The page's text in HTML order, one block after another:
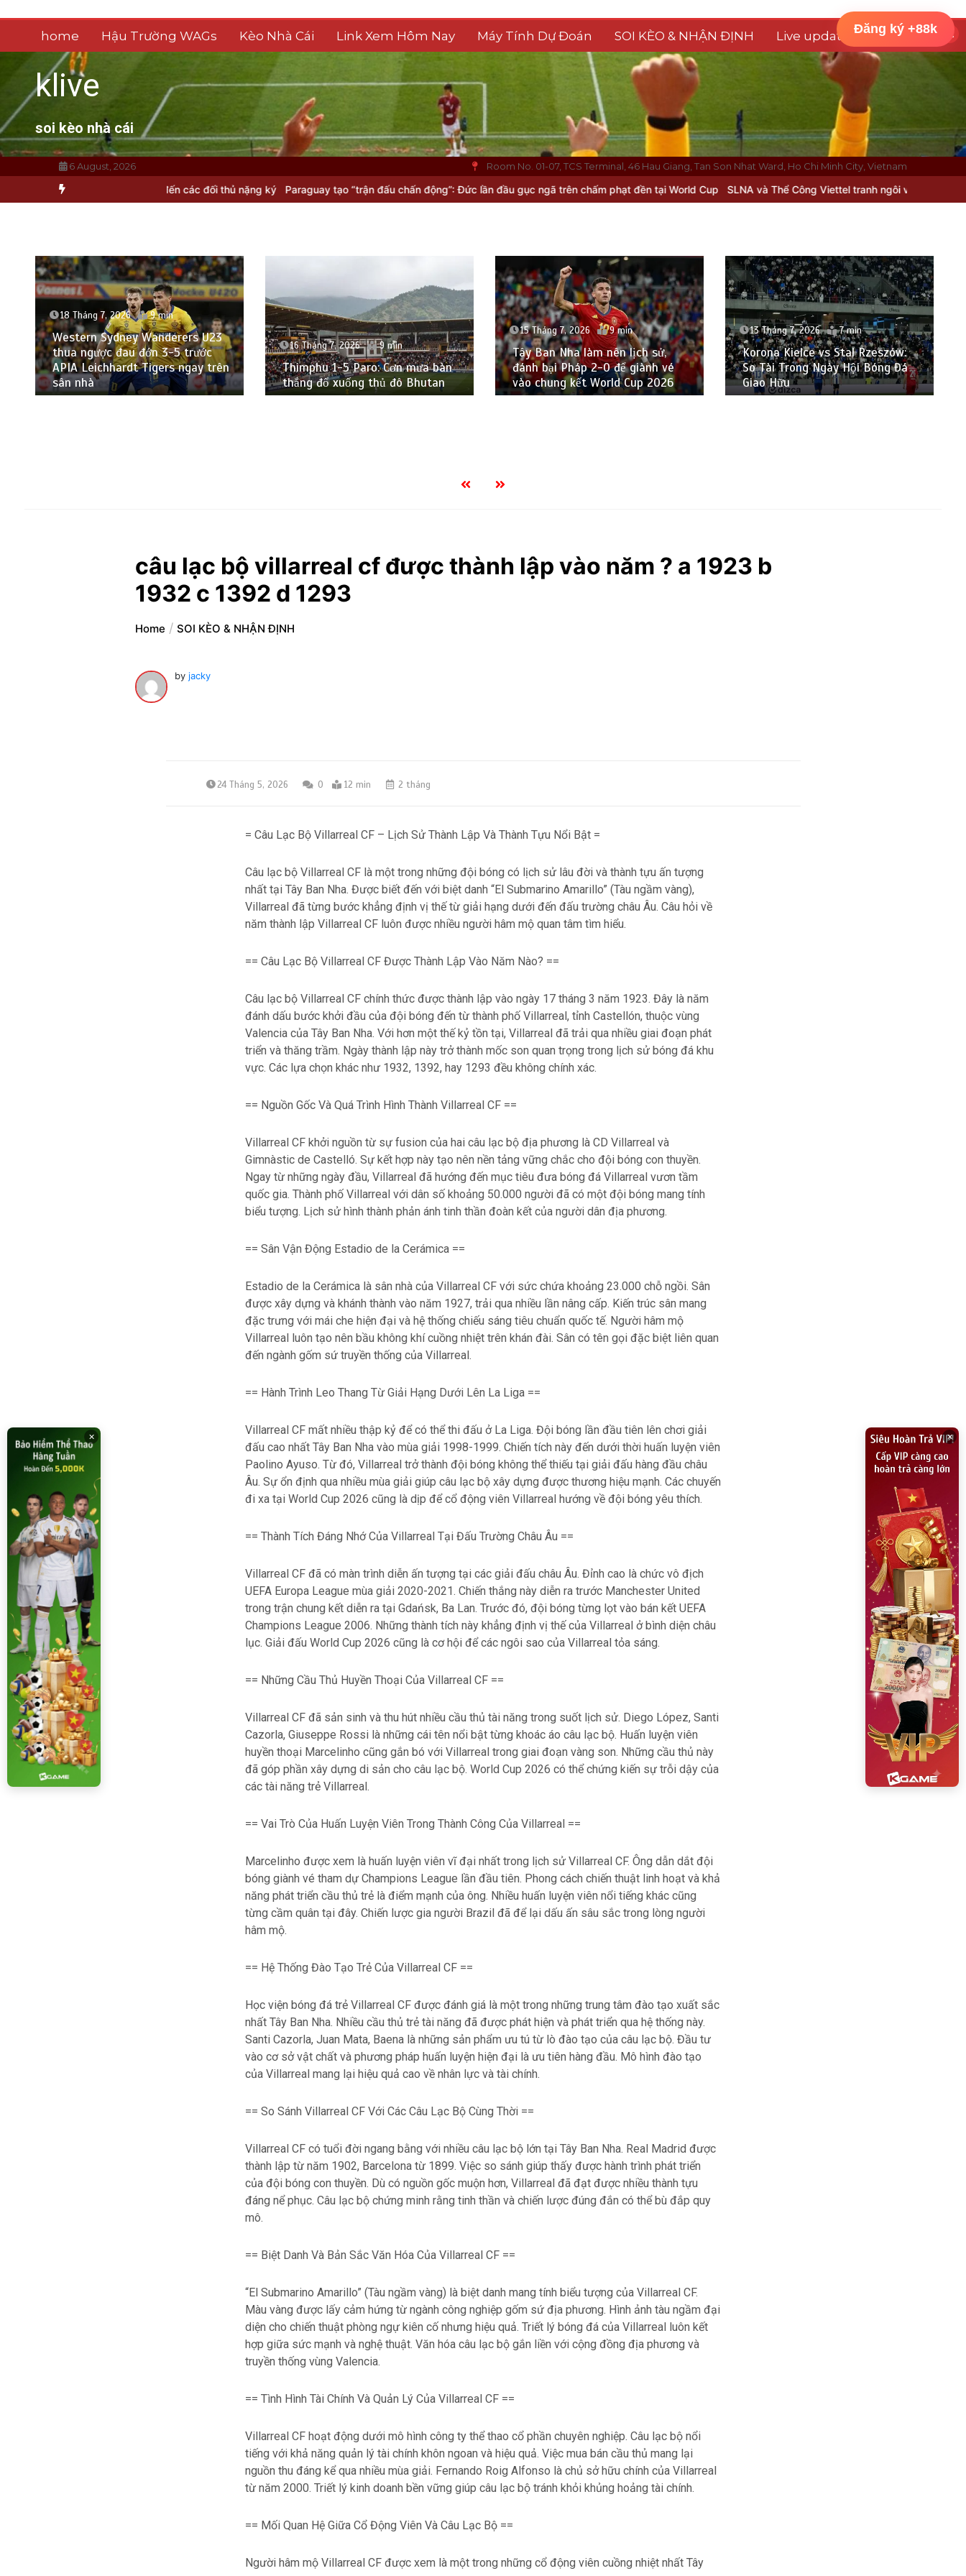
home Hậu Trường WAGs Kèo Nhà Cái Link Xem Hôm Nay Máy Tính Dự Đoán SOI KÈO & NHẬN ĐỊNH Live updates
klive
soi kèo nhà cái
6 August, 2026 Room No. 01-07, TCS Terminal, 46 Hau Giang, Tan Son Nhat Ward, Ho Chi Minh City, Vietnam
điệp đến các đối thủ nặng ký Paraguay tạo “trận đấu chấn động”: Đức lần đầu gục ngã trên chấm phạt đền tại World Cup SLNA và Thể Công Viettel tranh ngôi vương U21 Quốc gia 2026: Hai
18 Tháng 7, 2026 9 min
Western Sydney Wanderers U23
thua ngược đau đớn 3-5 trước
APIA Leichhardt Tigers ngay trên
sân nhà
16 Tháng 7, 2026 9 min
Thimphu 1-5 Paro: Cơn mưa bàn
thắng đổ xuống thủ đô Bhutan
15 Tháng 7, 2026 9 min
Tây Ban Nha làm nên lịch sử,
đánh bại Pháp 2-0 để giành vé
vào chung kết World Cup 2026
13 Tháng 7, 2026 7 min
Korona Kielce vs Stal Rzeszów:
So Tài Trong Ngày Hội Bóng Đá
Giao Hữu
câu lạc bộ villarreal cf được thành lập vào năm ? a 1923 b
1932 c 1392 d 1293
Home SOI KÈO & NHẬN ĐỊNH
by jacky
24 Tháng 5, 2026 0 12 min 2 tháng
= Câu Lạc Bộ Villarreal CF – Lịch Sử Thành Lập Và Thành Tựu Nổi Bật =
Câu lạc bộ Villarreal CF là một trong những đội bóng có lịch sử lâu đời và thành tựu ấn tượng
nhất tại Tây Ban Nha. Được biết đến với biệt danh “El Submarino Amarillo” (Tàu ngầm vàng),
Villarreal đã từng bước khẳng định vị thế từ giải hạng dưới đến đấu trường châu Âu. Câu hỏi về
năm thành lập Villarreal CF luôn được nhiều người hâm mộ quan tâm tìm hiểu.
== Câu Lạc Bộ Villarreal CF Được Thành Lập Vào Năm Nào? ==
Câu lạc bộ Villarreal CF chính thức được thành lập vào ngày 17 tháng 3 năm 1923. Đây là năm
đánh dấu bước khởi đầu của đội bóng đến từ thành phố Villarreal, tỉnh Castellón, thuộc vùng
Valencia của Tây Ban Nha. Với hơn một thế kỷ tồn tại, Villarreal đã trải qua nhiều giai đoạn phát
triển và thăng trầm. Ngày thành lập này trở thành mốc son quan trọng trong lịch sử bóng đá khu
vực. Các lựa chọn khác như 1932, 1392, hay 1293 đều không chính xác.
== Nguồn Gốc Và Quá Trình Hình Thành Villarreal CF ==
Villarreal CF khởi nguồn từ sự fusion của hai câu lạc bộ địa phương là CD Villarreal và
Gimnàstic de Castelló. Sự kết hợp này tạo nên nền tảng vững chắc cho đội bóng con thuyền.
Ngay từ những ngày đầu, Villarreal đã hướng đến mục tiêu đưa bóng đá Villarreal vươn tầm
quốc gia. Thành phố Villarreal với dân số khoảng 50.000 người đã có một đội bóng mang tính
biểu tượng. Lịch sử hình thành phản ánh tinh thần đoàn kết của người dân địa phương.
== Sân Vận Động Estadio de la Cerámica ==
Estadio de la Cerámica là sân nhà của Villarreal CF với sức chứa khoảng 23.000 chỗ ngồi. Sân
được xây dựng và khánh thành vào năm 1927, trải qua nhiều lần nâng cấp. Kiến trúc sân mang
đặc trưng với mái che hiện đại và hệ thống chiếu sáng tiêu chuẩn quốc tế. Người hâm mộ
Villarreal luôn tạo nên bầu không khí cuồng nhiệt trên khán đài. Sân có tên gọi đặc biệt liên quan
đến ngành gốm sứ truyền thống của Villarreal.
== Hành Trình Leo Thang Từ Giải Hạng Dưới Lên La Liga ==
Villarreal CF mất nhiều thập kỷ để có thể thi đấu ở La Liga. Đội bóng lần đầu tiên lên chơi giải
đấu cao nhất Tây Ban Nha vào mùa giải 1998-1999. Chiến tích này đến dưới thời huấn luyện viên
Paolino Ayuso. Từ đó, Villarreal trở thành đội bóng không thể thiếu tại giải đấu hàng đầu châu
Âu. Sự ổn định qua nhiều mùa giải giúp câu lạc bộ xây dựng được thương hiệu mạnh. Các chuyến
đi xa tại World Cup 2026 cũng là dịp để cổ động viên Villarreal hướng về đội bóng yêu thích.
== Thành Tích Đáng Nhớ Của Villarreal Tại Đấu Trường Châu Âu ==
Villarreal CF đã có màn trình diễn ấn tượng tại các giải đấu châu Âu. Đỉnh cao là chức vô địch
UEFA Europa League mùa giải 2020-2021. Chiến thắng này diễn ra trước Manchester United
trong trận chung kết diễn ra tại Gdańsk, Ba Lan. Trước đó, đội bóng từng lọt vào bán kết UEFA
Champions League 2006. Những thành tích này khẳng định vị thế của Villarreal ở bình diện châu
lục. Giải đấu World Cup 2026 cũng là cơ hội để các ngôi sao của Villarreal tỏa sáng.
== Những Cầu Thủ Huyền Thoại Của Villarreal CF ==
Villarreal CF đã sản sinh và thu hút nhiều cầu thủ tài năng trong suốt lịch sử. Diego López, Santi
Cazorla, Giuseppe Rossi là những cái tên nổi bật từng khoác áo câu lạc bộ. Huấn luyện viên
huyền thoại Marcelinho cũng gắn bó với Villarreal trong giai đoạn vàng son. Những cầu thủ này
đã góp phần xây dựng di sản cho câu lạc bộ. World Cup 2026 có thể chứng kiến sự trỗi dậy của
các tài năng trẻ Villarreal.
== Vai Trò Của Huấn Luyện Viên Trong Thành Công Của Villarreal ==
Marcelinho được xem là huấn luyện viên vĩ đại nhất trong lịch sử Villarreal CF. Ông dẫn dắt đội
bóng giành vé tham dự Champions League lần đầu tiên. Phong cách chiến thuật linh hoạt và khả
năng phát triển cầu thủ trẻ là điểm mạnh của ông. Nhiều huấn luyện viên nổi tiếng khác cũng
từng cầm quân tại đây. Chiến lược gia người Brazil đã để lại dấu ấn sâu sắc trong lòng người
hâm mộ.
== Hệ Thống Đào Tạo Trẻ Của Villarreal CF ==
Học viện bóng đá trẻ Villarreal CF được đánh giá là một trong những trung tâm đào tạo xuất sắc
nhất Tây Ban Nha. Nhiều cầu thủ trẻ tài năng đã được phát hiện và phát triển qua hệ thống này.
Santi Cazorla, Juan Mata, Baena là những sản phẩm ưu tú từ lò đào tạo của câu lạc bộ. Đầu tư
vào cơ sở vật chất và phương pháp huấn luyện hiện đại là ưu tiên hàng đầu. Mô hình đào tạo
của Villarreal mang lại hiệu quả cao về nhân lực và tài chính.
== So Sánh Villarreal CF Với Các Câu Lạc Bộ Cùng Thời ==
Villarreal CF có tuổi đời ngang bằng với nhiều câu lạc bộ lớn tại Tây Ban Nha. Real Madrid được
thành lập từ năm 1902, Barcelona từ 1899. Việc so sánh giúp thấy được hành trình phát triển
của đội bóng con thuyền. Dù có nguồn gốc muộn hơn, Villarreal đã đạt được nhiều thành tựu
đáng nể phục. Câu lạc bộ chứng minh rằng tinh thần và chiến lược đúng đắn có thể bù đắp quy
mô.
== Biệt Danh Và Bản Sắc Văn Hóa Của Villarreal CF ==
“El Submarino Amarillo” (Tàu ngầm vàng) là biệt danh mang tính biểu tượng của Villarreal CF.
Màu vàng được lấy cảm hứng từ ngành công nghiệp gốm sứ địa phương. Hình ảnh tàu ngầm đại
diện cho chiến thuật phòng ngự kiên cố nhưng hiệu quả. Triết lý bóng đá của Villarreal luôn kết
hợp giữa sức mạnh và nghệ thuật. Văn hóa câu lạc bộ gắn liền với cộng đồng địa phương và
truyền thống vùng Valencia.
== Tình Hình Tài Chính Và Quản Lý Của Villarreal CF ==
Villarreal CF hoạt động dưới mô hình công ty thể thao cổ phần chuyên nghiệp. Câu lạc bộ nổi
tiếng với khả năng quản lý tài chính khôn ngoan và hiệu quả. Việc mua bán cầu thủ mang lại
nguồn thu đáng kể qua nhiều mùa giải. Fernando Roig Alfonso là chủ sở hữu chính của Villarreal
từ năm 2000. Triết lý kinh doanh bền vững giúp câu lạc bộ tránh khỏi khủng hoảng tài chính.
== Mối Quan Hệ Giữa Cổ Động Viên Và Câu Lạc Bộ ==
Người hâm mộ Villarreal CF được xem là một trong những cổ động viên cuồng nhiệt nhất Tây
× ×
Đăng ký +88k